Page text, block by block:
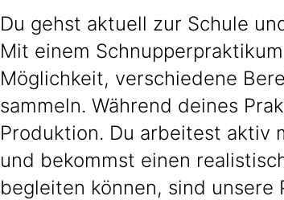
Du gehst aktuell zur Schule
Mit einem
Möglichkeit, verschiedene
sammeln. Während deines
Produktion. Du arbeitest aktiv
und bekommst einen
begleiten können, sind